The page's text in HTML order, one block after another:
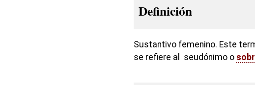
Definición
Sustantivo femenino. Este
se refiere al seudónimo o